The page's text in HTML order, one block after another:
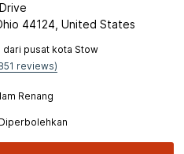
44124, United States
dari pusat kota Stow
reviews)
Renang